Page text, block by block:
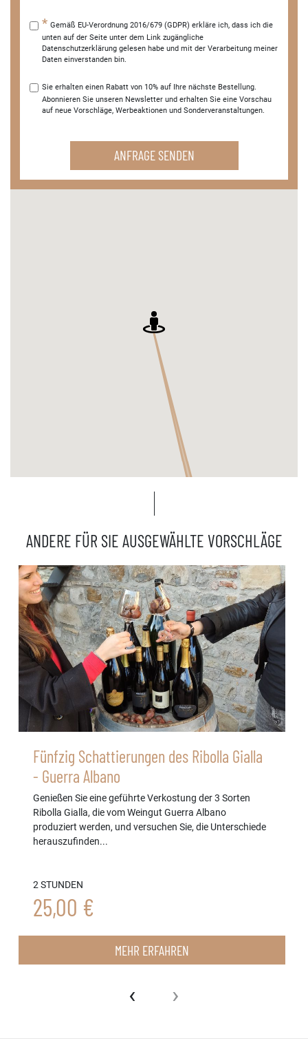
Gemäß EU-Verordnung 2016/679 (GDPR) erkläre ich, dass ich die
unten auf der Seite unter dem Link zugängliche
Datenschutzerklärung gelesen habe und mit der Verarbeitung meiner
Daten einverstanden bin.
Sie erhalten einen Rabatt von 10% auf Ihre nächste Bestellung.
Abonnieren Sie unseren Newsletter und erhalten Sie eine Vorschau
auf neue Vorschläge, Werbeaktionen und Sonderveranstaltungen.
ANFRAGE SENDEN
ANDERE FÜR SIE AUSGEWÄHLTE VORSCHLÄGE
Fünfzig Schattierungen des Ribolla Gialla
- Guerra Albano
Genießen Sie eine geführte Verkostung der 3 Sorten
Ribolla Gialla, die vom Weingut Guerra Albano
produziert werden, und versuchen Sie, die Unterschiede
herauszufinden...
2 STUNDEN
25,00 €
MEHR ERFAHREN
‹ ›